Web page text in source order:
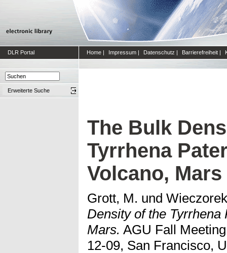
DLR Portal Home | Impressum | Datenschutz | Barrierefreiheit |
Erweiterte Suche
The Bulk
Tyrrhena
Volcano, Mars
Grott, M. und
Density of the
Mars. AGU Fall
12-09, San Francisco,